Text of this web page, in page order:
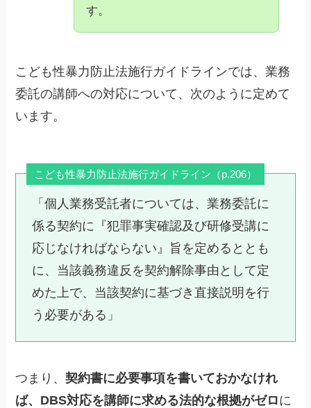
す。
こども性暴力防止法施行ガイドラインでは、業務
委託の講師への対応について、次のように定めて
います。
こども性暴力防止法施行ガイドライン（p.206）
「個人業務受託者については、業務委託に
係る契約に『犯罪事実確認及び研修受講に
応じなければならない』旨を定めるととも
に、当該義務違反を契約解除事由として定
めた上で、当該契約に基づき直接説明を行
う必要がある」
つまり、契約書に必要事項を書いておかなけれ
ば、DBS対応を講師に求める法的な根拠がゼロに